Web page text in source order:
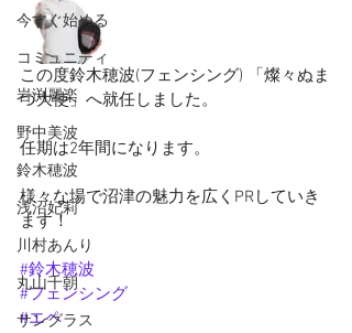
今すぐ始める
コミュニティ
岩渕麗楽
野中美波
鈴木穂波
浅沼妃莉
川村あんり
丸山千朝
サングラス
この度鈴木穂波(フェンシング) 「燦々ぬま
づ大使」へ就任しました。
任期は2年間になります。
様々な場で沼津の魅力を広くPRしていき
ます！
#鈴木穂波
#フェンシング
#エペ